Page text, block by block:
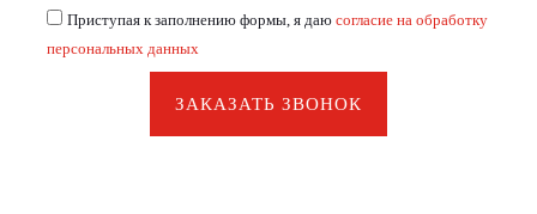
Приступая к заполнению формы, я даю согласие на обработку
персональных данных
ЗАКАЗАТЬ ЗВОНОК